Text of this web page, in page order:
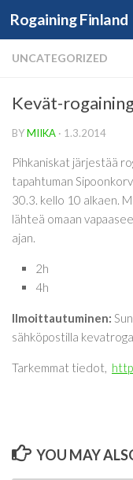
Skip to content
Rogaining Finland
UNCATEGORIZED
Kevät-
BYMIIKA · 1.3.2014
Pihkaniskat järjestää
tapahtuman
30.3. kello 10 alkaen.
lähteä omaan
ajan.
2h
4h
Ilmoittautuminen:
sähköpostilla
Tarkemmat tiedot,
YOU MAY